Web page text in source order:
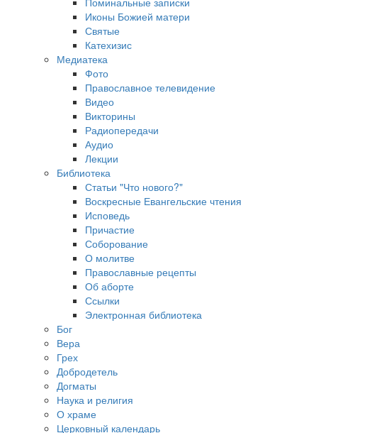
Иконы Божией матери
Святые
Катехизис
Медиатека
Фото
Православное телевидение
Видео
Викторины
Радиопередачи
Аудио
Лекции
Библиотека
Статьи "Что нового?"
Воскресные Евангельские чтения
Исповедь
Причастие
Соборование
О молитве
Православные рецепты
Об аборте
Ссылки
Электронная библиотека
Бог
Вера
Грех
Добродетель
Догматы
Наука и религия
О храме
Церковный календарь